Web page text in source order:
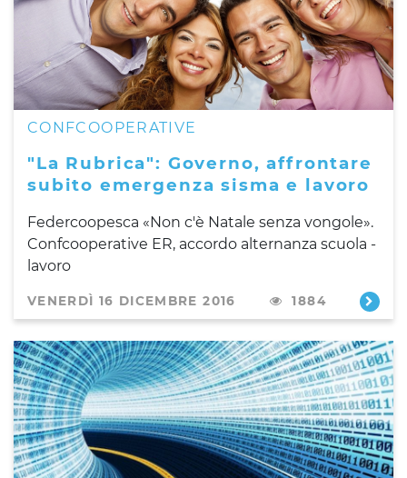
CONFCOOPERATIVE
"La Rubrica": Governo, affrontare
subito emergenza sisma e lavoro
Federcoopesca «Non c'è Natale senza vongole».
Confcooperative ER, accordo alternanza scuola -
lavoro
VENERDÌ 16 DICEMBRE 2016 1884